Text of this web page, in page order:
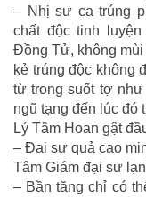
– Nhị sư ca trúng
chất độc tinh
Đồng Tử, không mùi
kẻ trúng độc không
từ trong suốt tợ như
ngũ tạng đến lúc
Lý Tầm Hoan gật
– Đại sư quả cao
Tâm Giám đại sư
– Bần tăng chỉ có